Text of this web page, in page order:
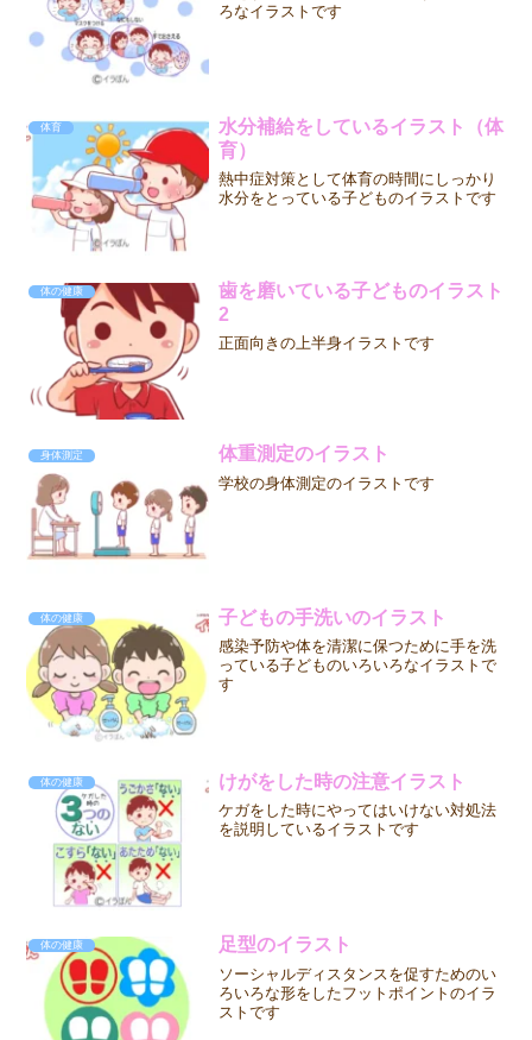
ろなイラストです
体育
水分補給をしているイラスト（体
育）
熱中症対策として体育の時間にしっかり
水分をとっている子どものイラストです
体の健康
歯を磨いている子どものイラスト
2
正面向きの上半身イラストです
身体測定 体重測定のイラスト
学校の身体測定のイラストです
体の健康 子どもの手洗いのイラスト
感染予防や体を清潔に保つために手を洗
っている子どものいろいろなイラストで
す
体の健康 けがをした時の注意イラスト
ケガをした時にやってはいけない対処法
を説明しているイラストです
体の健康 足型のイラスト
ソーシャルディスタンスを促すためのい
ろいろな形をしたフットポイントのイラ
ストです